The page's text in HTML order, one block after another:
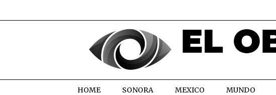
HOME SONORA MEXICO MUNDO